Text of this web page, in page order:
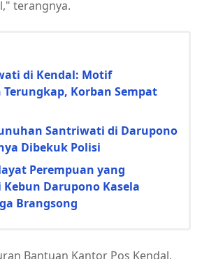
terangnya.
di Kendal: Motif
Korban Sempat
Santriwati di Darupono
Dibekuk Polisi
Perempuan yang
Darupono Kasela
Brangsong
Bantuan Kantor Pos Kendal,